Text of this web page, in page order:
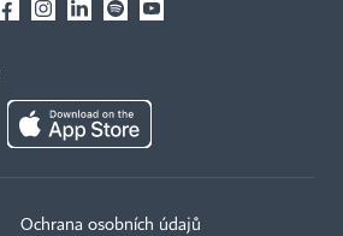
Ochrana osobních údajů